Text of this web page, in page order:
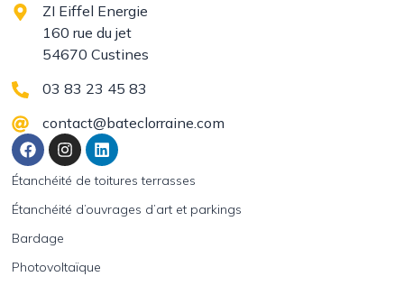
ZI Eiffel Energie
160 rue du jet
54670 Custines
03 83 23 45 83
contact@bateclorraine.com
Étanchéité de toitures terrasses
Étanchéité d’ouvrages d’art et parkings
Bardage
Photovoltaïque